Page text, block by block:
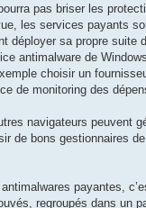
pas briser les
les services payants
déployer sa propre suite
antimalware de Windows.
choisir un
de monitoring des
navigateurs peuvent
de bons gestionnaires
payantes,
regroupés dans un